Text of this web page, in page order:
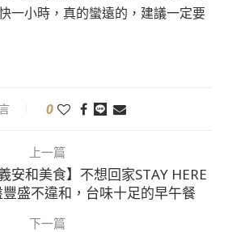
一小時，真的蠻遠的，建議一定要
0
上一篇
安和美食】不想回家STAY HERE
豐盛不違和，台味十足的早午餐
下一篇